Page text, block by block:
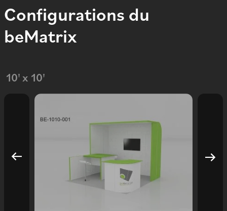
Configurations du
beMatrix
10' x 10'